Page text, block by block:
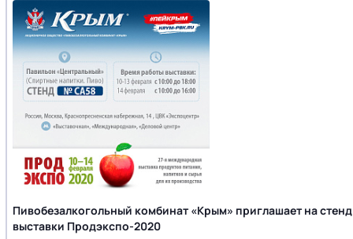
Пивобезалкогольный комбинат «Крым» приглашает на стенд
выставки Продэкспо-2020